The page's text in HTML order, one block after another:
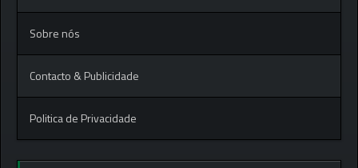
Sobre nós
Contacto & Publicidade
Politica de Privacidade